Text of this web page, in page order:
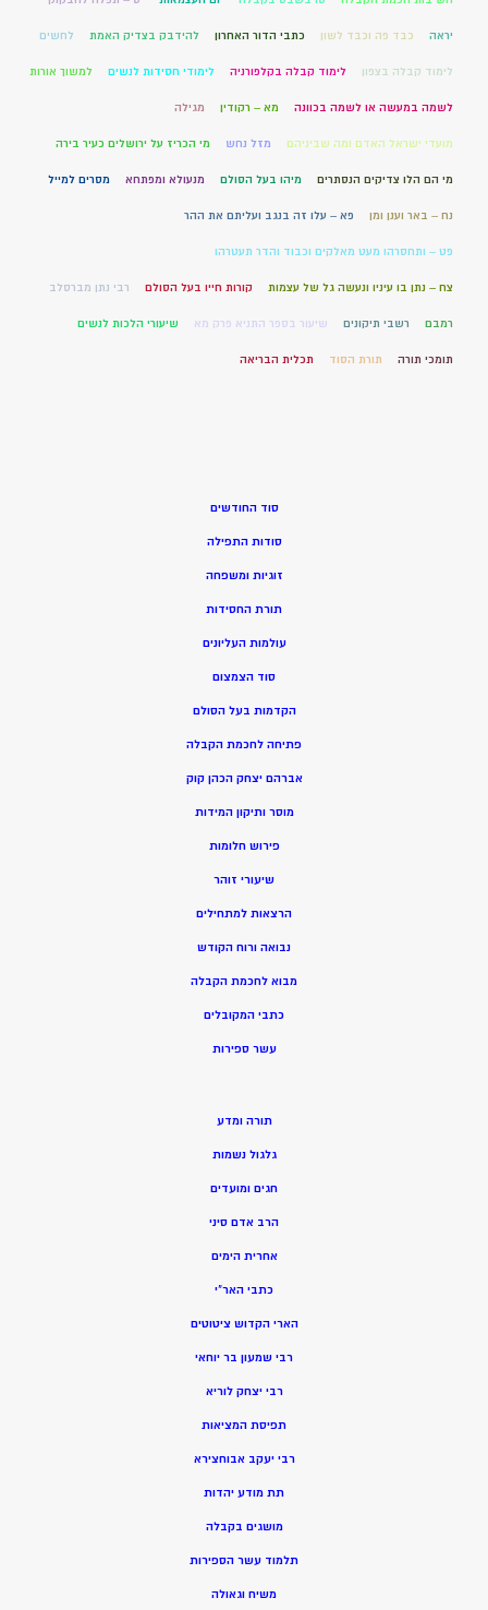
יראה כבד פה וכבד לשון כתבי הדור האחרון להידבק בצדיק האמת לחשים
לימוד קבלה בצפון לימוד קבלה בקלפורניה לימודי חסידות לנשים למשוך אורות
לשמה במעשה או לשמה בכוונה מא – רקודין מגילה
מועדי ישראל האדם ומה שביניהם מזל נחש מי הכריז על ירושלים כעיר בירה
מי הם הלו צדיקים הנסתרים מיהו בעל הסולם מנעולא ומפתחא מסרים למייל
נח – באר וענן ומן פא – עלו זה בנגב ועליתם את ההר
פט – ותחסרהו מעט מאלקים וכבוד והדר תעטרהו
צח – נתן בו עיניו ונעשה גל של עצמות קורות חייו בעל הסולם רבי נתן מברסלב
רמבם רשבי תיקונים שיעור בספר התניא פרק מא שיעורי הלכות לנשים
תומכי תורה תורת הסוד תכלית הבריאה
סוד החודשים
סודות התפילה
זוגיות ומשפחה
תורת החסידות
עולמות העליונים
סוד הצמצום
הקדמות בעל הסולם
פתיחה לחכמת הקבלה
אברהם יצחק הכהן קוק
מוסר ותיקון המידות
פירוש חלומות
שיעורי זוהר
הרצאות למתחילים
נבואה ורוח הקודש
מבוא לחכמת הקבלה
כתבי המקובלים
עשר ספירות
תורה ומדע
גלגול נשמות
חגים ומועדים
הרב אדם סיני
אחרית הימים
כתבי האר”י
הארי הקדוש ציטוטים
רבי שמעון בר יוחאי
רבי יצחק לוריא
תפיסת המציאות
רבי יעקב אבוחצירא
תת מודע יהדות
מושגים בקבלה
תלמוד עשר הספירות
משיח וגאולה